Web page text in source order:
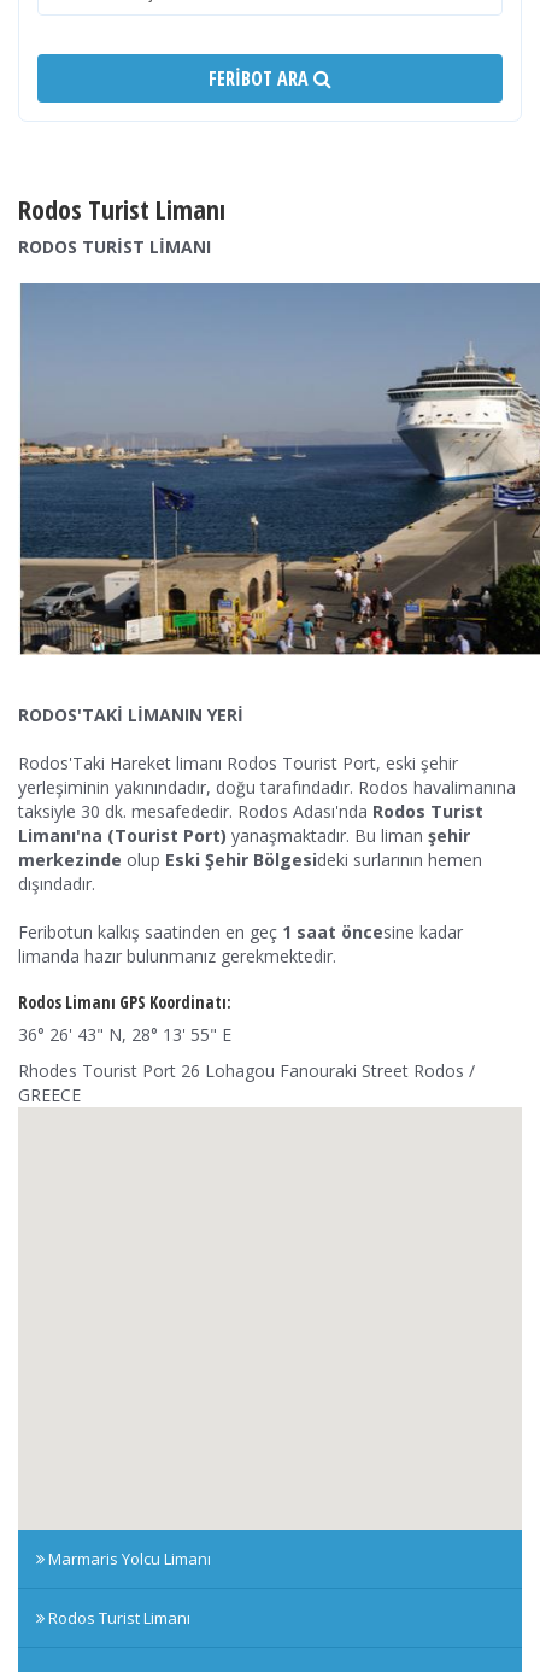
FERIBOT ARA
Rodos Turist Limanı
RODOS TURİST LİMANI
RODOS'TAKİ LİMANIN YERİ
Rodos'Taki Hareket limanı Rodos Tourist Port, eski şehir
yerleşiminin yakınındadır, doğu tarafındadır. Rodos havalimanına
taksiyle 30 dk. mesafededir. Rodos Adası'nda Rodos Turist
Limanı'na (Tourist Port) yanaşmaktadır. Bu liman şehir
merkezinde olup Eski Şehir Bölgesideki surlarının hemen
dışındadır.
Feribotun kalkış saatinden en geç 1 saat öncesine kadar
limanda hazır bulunmanız gerekmektedir.
Rodos Limanı GPS Koordinatı:
36° 26' 43" N, 28° 13' 55" E
Rhodes Tourist Port 26 Lohagou Fanouraki Street Rodos /
GREECE
Marmaris Yolcu Limanı
Rodos Turist Limanı